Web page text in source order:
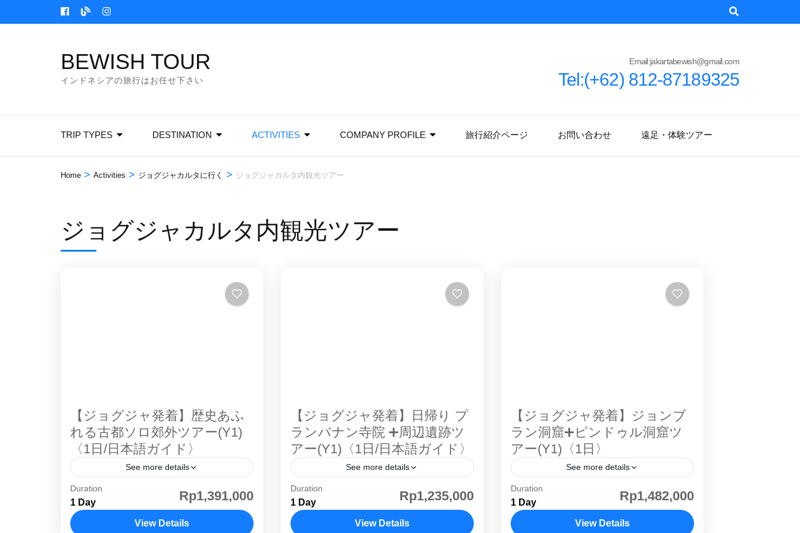
to
BEWISH TOUR
インドネシアの旅行はお任せ下さい
Email:jakartabewish@gmail.com
Tel:(+62) 812-87189325
TRIP TYPES DESTINATION ACTIVITIES COMPANY PROFILE 旅行紹介ページ お問い合わせ 遠足・体験ツアー
Home > Activities > ジョグジャカルタに行く > ジョグジャカルタ内観光ツアー
ジョグジャカルタ内観光ツアー
【ジョグジャ発着】歴史あふ
れる古都ソロ郊外ツアー(Y1)
〈1日/日本語ガイド〉
See more details
サンギラン 世界遺産 。ソロ（スラカル
タ）はジョグジャカルタの隣町。休日に
ぶらりと足を伸ばして小旅行するにはぴ
Duration
1 Day Rp1,391,000
View Details
【ジョグジャ発着】日帰り プ
ランバナン寺院 ➕周辺遺跡ツ
アー(Y1)〈1日/日本語ガイド〉
See more details
プランバナン遺跡 現地発着 ジョグジャ
カルタ の日帰りツアー。 ジョグジャカ
ルタ には インドネシア 最大級のヒンド
Duration
1 Day Rp1,235,000
View Details
【ジョグジャ発着】ジョンブ
ラン洞窟➕ピンドゥル洞窟ツ
アー(Y1)〈1日〉
See more details
ジョンブラン洞窟。現地発着 ジョグジャ
カルタ の日帰りツアー。 ジョグジャカ
ルタ 中心部から離れた郊外には自然が広
Duration
1 Day Rp1,482,000
View Details